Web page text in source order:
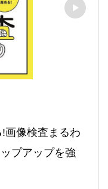
画像検査まるわ
プアップを強